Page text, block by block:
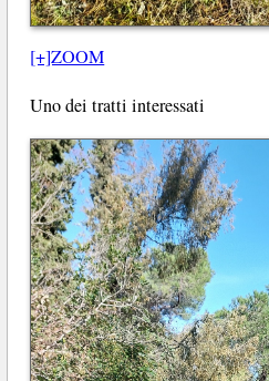
[+]ZOOM
Uno dei tratti interessati